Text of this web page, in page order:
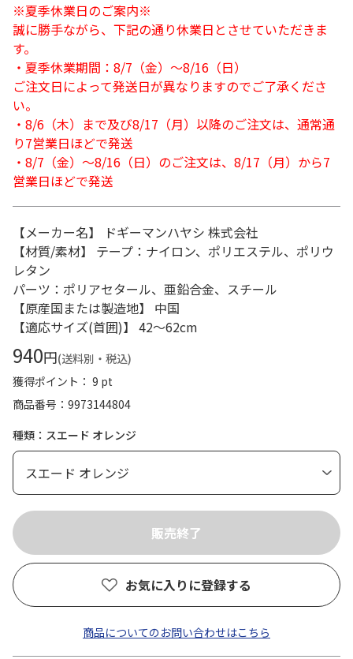
※夏季休業日のご案内※
誠に勝手ながら、下記の通り休業日とさせていただきま
す。
・夏季休業期間：8/7（金）～8/16（日）
ご注文日によって発送日が異なりますのでご了承くださ
い。
・8/6（木）まで及び8/17（月）以降のご注文は、通常通
り7営業日ほどで発送
・8/7（金）～8/16（日）のご注文は、8/17（月）から7
営業日ほどで発送
【メーカー名】 ドギーマンハヤシ 株式会社
【材質/素材】 テープ：ナイロン、ポリエステル、ポリウ
レタン
パーツ：ポリアセタール、亜鉛合金、スチール
【原産国または製造地】 中国
【適応サイズ(首囲)】 42～62cm
940円(送料別・税込)
獲得ポイント： 9 pt
商品番号
9973144804
種類：スエード オレンジ
お気に入りに登録する
商品についてのお問い合わせはこちら